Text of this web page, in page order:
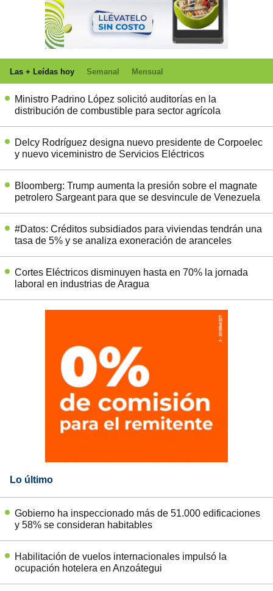
Las + Leídas hoy Semanal Mensual
Ministro Padrino López solicitó auditorías en la
distribución de combustible para sector agrícola
Delcy Rodríguez designa nuevo presidente de Corpoelec
y nuevo viceministro de Servicios Eléctricos
Bloomberg: Trump aumenta la presión sobre el magnate
petrolero Sargeant para que se desvincule de Venezuela
#Datos: Créditos subsidiados para viviendas tendrán una
tasa de 5% y se analiza exoneración de aranceles
Cortes Eléctricos disminuyen hasta en 70% la jornada
laboral en industrias de Aragua
Lo último
Gobierno ha inspeccionado más de 51.000 edificaciones
y 58% se consideran habitables
Habilitación de vuelos internacionales impulsó la
ocupación hotelera en Anzoátegui